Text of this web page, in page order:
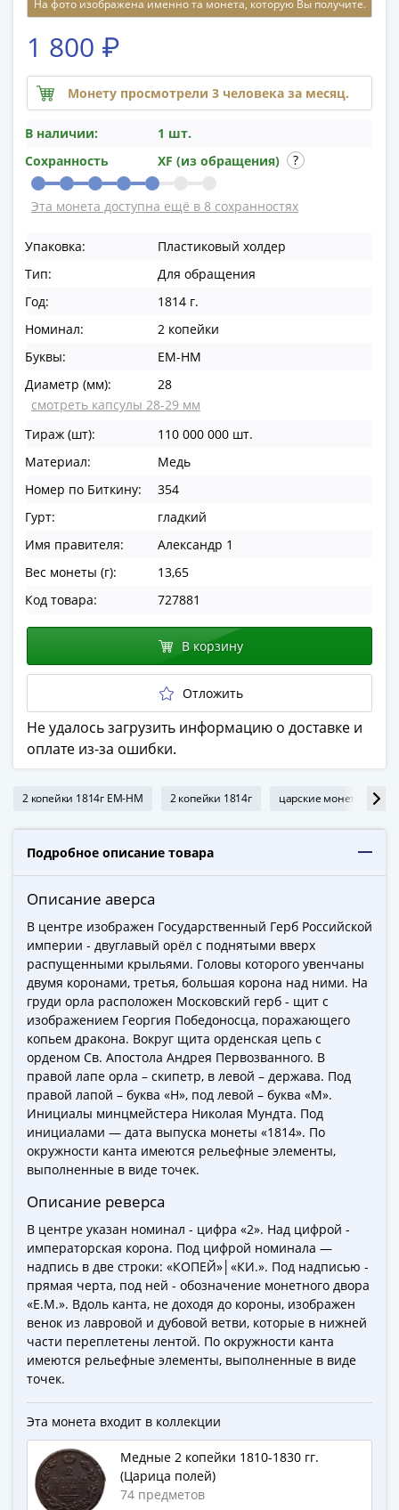
памятные
(10р)
аналогичные
(10р)
Победы
Победы
ВОВ
Победы
ВОВ
Победы
ВОВ
Города-
герои
Великой
Олимпиада
Сочи
2018
события
Архитектура
Красная
книга
Личности
Мультипликация
События
Серебряные
золотые
Города
трудовой
доблести
Города-
столицы
Европы
Наборы
коллекции
Монеты
СССР
РСФСР
(1921-
На фото изображена именно та монета, которую Вы получите.
1 800 ₽
Монету просмотрели 3 человека за месяц.
В наличии:
1 шт.
Сохранность
XF (из обращения)
Эта монета доступна ещё в 8 сохранностях
Упаковка:
Пластиковый холдер
Тип:
Для обращения
Год:
1814 г.
Номинал:
2 копейки
Буквы:
ЕМ-НМ
Диаметр (мм):
28
смотреть капсулы 28-29 мм
Тираж (шт):
110 000 000 шт.
Материал:
Медь
Номер по Биткину:
354
Гурт:
гладкий
Имя правителя:
Александр 1
Вес монеты (г):
13,65
Код товара:
727881
В корзину
Отложить
Не удалось загрузить информацию о доставке и
оплате из-за ошибки.
2 копейки 1814г ЕМ-НМ 2 копейки 1814г царские монеты 1814г
Подробное описание товара
Описание аверса
В центре изображен Государственный Герб Российской
империи - двуглавый орёл с поднятыми вверх
распущенными крыльями. Головы которого увенчаны
двумя коронами, третья, большая корона над ними. На
груди орла расположен Московский герб - щит с
изображением Георгия Победоносца, поражающего
копьем дракона. Вокруг щита орденская цепь с
орденом Св. Апостола Андрея Первозванного. В
правой лапе орла – скипетр, в левой – держава. Под
правой лапой – буква «Н», под левой – буква «М».
Инициалы минцмейстера Николая Мундта. Под
инициалами — дата выпуска монеты «1814». По
окружности канта имеются рельефные элементы,
выполненные в виде точек.
Описание реверса
В центре указан номинал - цифра «2». Над цифрой -
императорская корона. Под цифрой номинала —
надпись в две строки: «КОПЕЙ»│«КИ.». Под надписью -
прямая черта, под ней - обозначение монетного двора
«Е.М.». Вдоль канта, не доходя до короны, изображен
венок из лавровой и дубовой ветви, которые в нижней
части переплетены лентой. По окружности канта
имеются рельефные элементы, выполненные в виде
точек.
Эта монета входит в коллекции
Медные 2 копейки 1810-1830 гг.
(Царица полей)
74 предметов